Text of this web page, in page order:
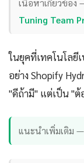
เนื้อหาเกี่ยวข้อง
Tuning Team
ในยุคที่เทคโนโลยี
อย่าง Shopify
"ดีถ้ามี" แต่เป็น "ต้
แนะนำเพิ่มเติม